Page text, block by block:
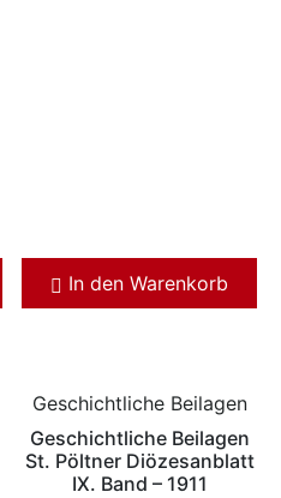
In den Warenkorb
Geschichtliche Beilagen
Geschichtliche Beilagen
St. Pöltner Diözesanblatt
IX. Band – 1911